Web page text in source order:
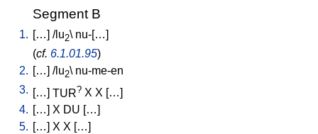
Segment B
1. […] /lu2\ nu-[…]
(cf. 6.1.01.95)
2. […] /lu2\ nu-me-en
3.
… TUR? X X …
4. […] X DU […]
5. […] X X […]